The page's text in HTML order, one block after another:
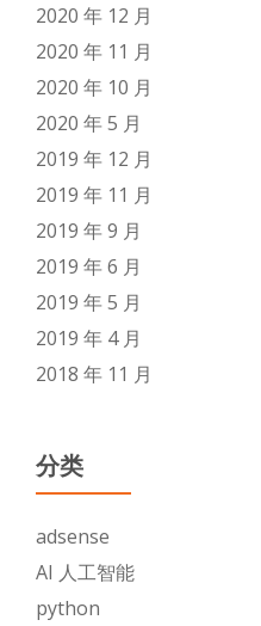
2020 年 12 月
2020 年 11 月
2020 年 10 月
2020 年 5 月
2019 年 12 月
2019 年 11 月
2019 年 9 月
2019 年 6 月
2019 年 5 月
2019 年 4 月
2018 年 11 月
分类
adsense
AI 人工智能
python